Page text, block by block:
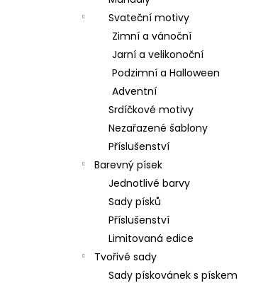
Svateční motivy
Zimní a vánoční
Jarní a velikonoční
Podzimní a Halloween
Adventní
Srdíčkové motivy
Nezařazené šablony
Příslušenství
Barevný písek
Jednotlivé barvy
Sady písků
Příslušenství
Limitovaná edice
Tvořivé sady
Sady pískovánek s pískem